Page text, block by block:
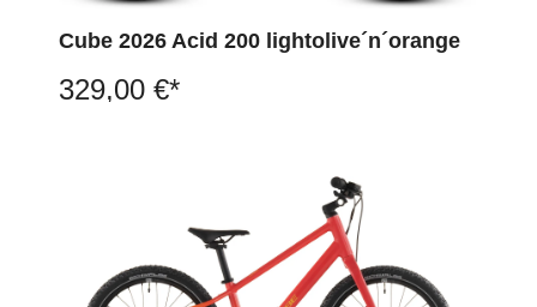
Cube 2026 Acid 200 lightolive´n´orange
329,00 €*